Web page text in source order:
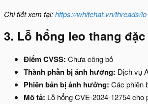
Chi tiết xem tại:https://whitehat.vn/threads/
3. Lỗ hổng leo thang đặc
Điểm CVSS: Chưa công bố
Thành phần bị ảnh hưởng: Dịch vụ
Phiên bản bị ảnh hưởng: Các phiên
Mô tả: Lỗ hổng CVE-2024-12754